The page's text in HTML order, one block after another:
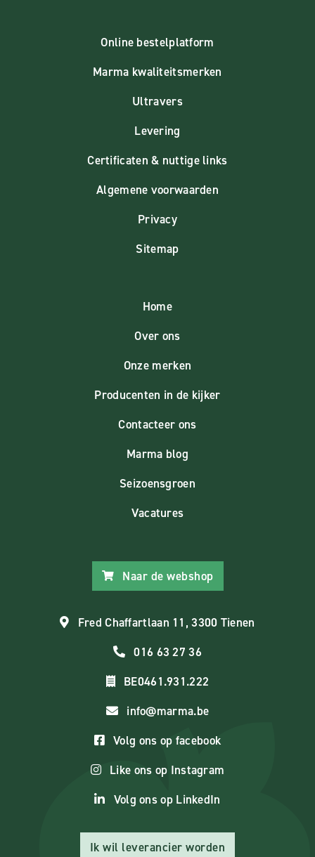
Online bestelplatform
Marma kwaliteitsmerken
Ultravers
Levering
Certificaten & nuttige links
Algemene voorwaarden
Privacy
Sitemap
Home
Over ons
Onze merken
Producenten in de kijker
Contacteer ons
Marma blog
Seizoensgroen
Vacatures
Naar de webshop
Fred Chaffartlaan 11, 3300 Tienen
016 63 27 36
BE0461.931.222
info@marma.be
Volg ons op facebook
Like ons op Instagram
Volg ons op LinkedIn
Ik wil leverancier worden